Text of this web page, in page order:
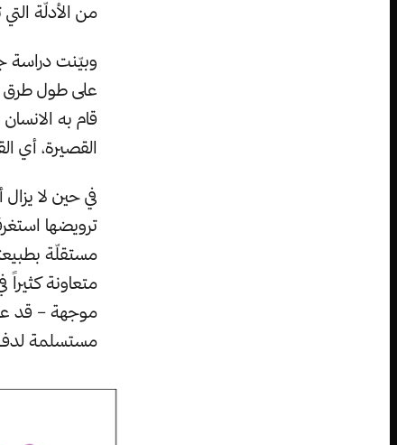
من الأدلّة
وبيّنت دراسة
على طول طرق
قام به
القصيرة، أي
في حين لا
ترويضها
مستقلّة
متعاونة
موجهة – قد
مستسلمة